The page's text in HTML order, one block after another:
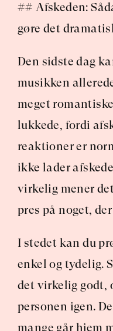
## Afskeden:
gøre det
Den sidste dag
musikken
meget
lukkede, fordi
reaktioner er
ikke lader
virkelig mener
pres på noget,
I stedet kan du
enkel og tydelig.
det virkelig godt,
personen igen.
mange går hjem